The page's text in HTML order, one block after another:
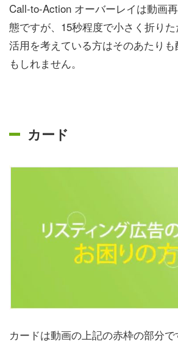
Call-to-Action オーバーレイは動画
態ですが、15秒程度で小さく折りた
活用を考えている方はそのあたり
もしれません。
カード
カードは動画の上記の赤枠の部分